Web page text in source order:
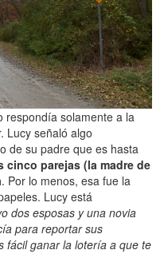
respondía solamente a la
Lucy señaló algo
de su padre que es hasta
cinco parejas (la madre de
. Por lo menos, esa fue la
Lucy está
dos esposas y una novia
para reportar sus
fácil ganar la lotería a que te